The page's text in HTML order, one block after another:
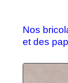
Nos
et des